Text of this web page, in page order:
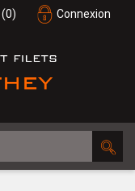
Connexion
(0)